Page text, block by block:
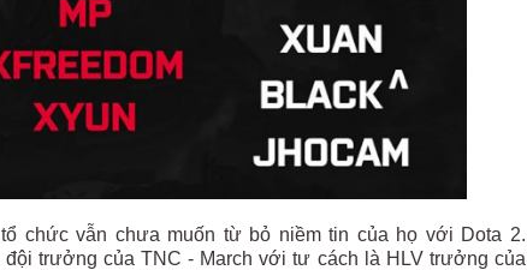
chức vẫn chưa muốn từ bỏ niềm tin của họ với Dota 2.
trưởng của TNC - March với tư cách là HLV trưởng của